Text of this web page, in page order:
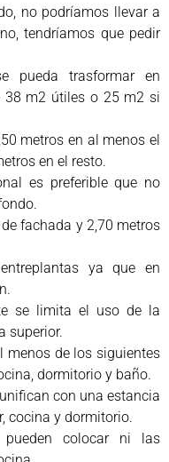
no podríamos llevar a
tendríamos que pedir
pueda trasformar en
38 m2 útiles o 25 m2 si
metros en al menos el
en el resto.
es preferible que no
fachada y 2,70 metros
ya que en
se limita el uso de la
superior.
menos de los siguientes
dormitorio y baño.
con una estancia
cocina y dormitorio.
colocar ni las